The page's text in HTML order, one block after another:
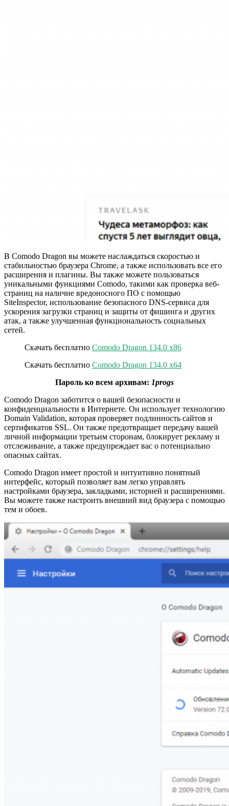
В Comodo Dragon вы можете наслаждаться скоростью и
стабильностью браузера Chrome, а также использовать все его
расширения и плагины. Вы также можете пользоваться
уникальными функциями Comodo, такими как проверка веб-
страниц на наличие вредоносного ПО с помощью
SiteInspector, использование безопасного DNS-сервиса для
ускорения загрузки страниц и защиты от фишинга и других
атак, а также улучшенная функциональность социальных
сетей.
Скачать бесплатно Comodo Dragon 134.0 x86
Скачать бесплатно Comodo Dragon 134.0 x64
Пароль ко всем архивам: 1progs
Comodo Dragon заботится о вашей безопасности и
конфиденциальности в Интернете. Он использует технологию
Domain Validation, которая проверяет подлинность сайтов и
сертификатов SSL. Он также предотвращает передачу вашей
личной информации третьим сторонам, блокирует рекламу и
отслеживание, а также предупреждает вас о потенциально
опасных сайтах.
Comodo Dragon имеет простой и интуитивно понятный
интерфейс, который позволяет вам легко управлять
настройками браузера, закладками, историей и расширениями.
Вы можете также настроить внешний вид браузера с помощью
тем и обоев.